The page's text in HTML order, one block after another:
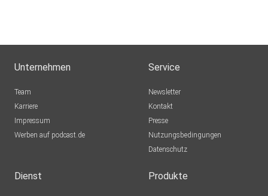
Unternehmen
Team
Karriere
Impressum
Werben auf podcast.de
Service
Newsletter
Kontakt
Presse
Nutzungsbedingungen
Datenschutz
Dienst Produkte